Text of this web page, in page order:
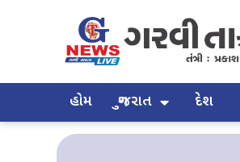
હોમ ગુજરાત દેશ